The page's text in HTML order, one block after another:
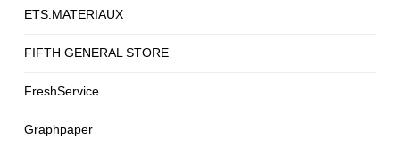
ETS.MATERIAUX
FIFTH GENERAL STORE
FreshService
Graphpaper